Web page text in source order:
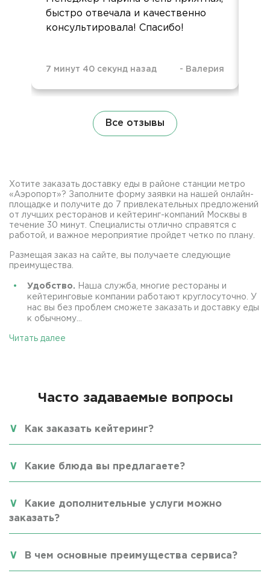
быстро отвечала и качественно
консультировала! Спасибо!
7 минут 40 секунд назад - Валерия
Все отзывы
Хотите заказать доставку еды в районе станции метро
«Аэропорт»? Заполните форму заявки на нашей онлайн-
площадке и получите до 7 привлекательных предложений
от лучших ресторанов и кейтеринг-компаний Москвы в
течение 30 минут. Специалисты отлично справятся с
работой, и важное мероприятие пройдет четко по плану.
Размещая заказ на сайте, вы получаете следующие
преимущества.
Удобство. Наша служба, многие рестораны и
кейтеринговые компании работают круглосуточно. У
нас вы без проблем сможете заказать и доставку еды
к обычному...
Читать далее
Часто задаваемые вопросы
Как заказать кейтеринг?
Какие блюда вы предлагаете?
Какие дополнительные услуги можно
заказать?
В чем основные преимущества сервиса?